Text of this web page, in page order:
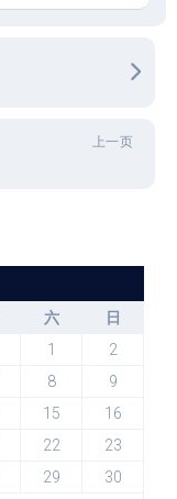
上一页
六
日
1
2
8
9
15
16
22
23
29
30